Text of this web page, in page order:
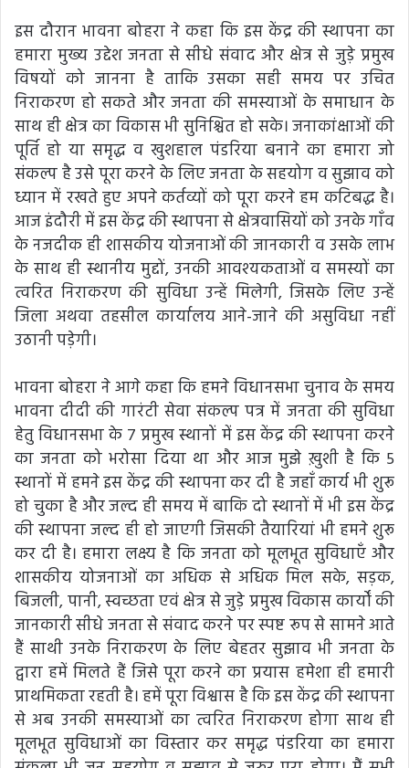
इस दौरान भावना बोहरा ने कहा कि इस केंद्र की स्थापना का
हमारा मुख्य उद्देश जनता से सीधे संवाद और क्षेत्र से जुड़े प्रमुख
विषयों को जानना है ताकि उसका सही समय पर उचित
निराकरण हो सकते और जनता की समस्याओं के समाधान के
साथ ही क्षेत्र का विकास भी सुनिश्चित हो सके। जनाकांक्षाओं की
पूर्ति हो या समृद्ध व खुशहाल पंडरिया बनाने का हमारा जो
संकल्प है उसे पूरा करने के लिए जनता के सहयोग व सुझाव को
ध्यान में रखते हुए अपने कर्तव्यों को पूरा करने हम कटिबद्ध है।
आज इंदौरी में इस केंद्र की स्थापना से क्षेत्रवासियों को उनके गाँव
के नजदीक ही शासकीय योजनाओं की जानकारी व उसके लाभ
के साथ ही स्थानीय मुद्दों, उनकी आवश्यकताओं व समस्यों का
त्वरित निराकरण की सुविधा उन्हें मिलेगी, जिसके लिए उन्हें
जिला अथवा तहसील कार्यालय आने-जाने की असुविधा नहीं
उठानी पड़ेगी।
भावना बोहरा ने आगे कहा कि हमने विधानसभा चुनाव के समय
भावना दीदी की गारंटी सेवा संकल्प पत्र में जनता की सुविधा
हेतु विधानसभा के 7 प्रमुख स्थानों में इस केंद्र की स्थापना करने
का जनता को भरोसा दिया था और आज मुझे ख़ुशी है कि 5
स्थानों में हमने इस केंद्र की स्थापना कर दी है जहाँ कार्य भी शुरू
हो चुका है और जल्द ही समय में बाकि दो स्थानों में भी इस केंद्र
की स्थापना जल्द ही हो जाएगी जिसकी तैयारियां भी हमने शुरू
कर दी है। हमारा लक्ष्य है कि जनता को मूलभूत सुविधाएँ और
शासकीय योजनाओं का अधिक से अधिक मिल सके, सड़क,
बिजली, पानी, स्वच्छता एवं क्षेत्र से जुड़े प्रमुख विकास कार्यों की
जानकारी सीधे जनता से संवाद करने पर स्पष्ट रूप से सामने आते
हैं साथी उनके निराकरण के लिए बेहतर सुझाव भी जनता के
द्वारा हमें मिलते हैं जिसे पूरा करने का प्रयास हमेशा ही हमारी
प्राथमिकता रहती है। हमें पूरा विश्वास है कि इस केंद्र की स्थापना
से अब उनकी समस्याओं का त्वरित निराकरण होगा साथ ही
मूलभूत सुविधाओं का विस्तार कर समृद्ध पंडरिया का हमारा